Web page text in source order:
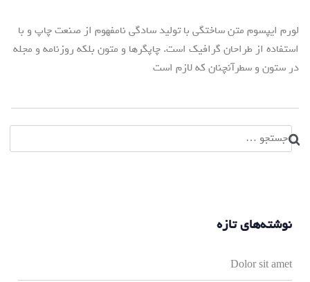
لورم ایپسوم متن ساختگی با تولید سادگی نامفهوم از صنعت چاپ و با
استفاده از طراحان گرافیک است. چاپگرها و متون بلکه روزنامه و مجله
در ستون و سطرآنچنان که لازم است
جستجو
برای:
نوشته‌های تازه
Dolor sit amet